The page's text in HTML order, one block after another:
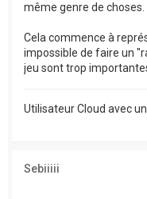
même genre de choses.
Cela commence à
impossible de faire un
jeu sont trop
Utilisateur Cloud avec
Sebiiiii